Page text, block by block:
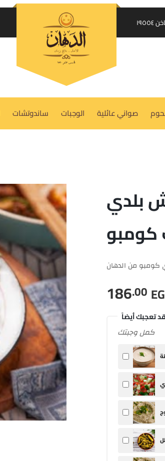
إرسال الكود على واتساب
USERNAME OR EMAIL ADDRESS*
PASSWORD* REQUIRED
Lost your password?
ساندوتشات الوجبات صواني عائلية
بلدي
كومبو
من الدهان
186.00
قد تعجبك أيضاً
كمل وجبتك